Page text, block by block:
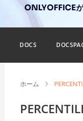
ONLYOFFICE
DOCS
ホーム